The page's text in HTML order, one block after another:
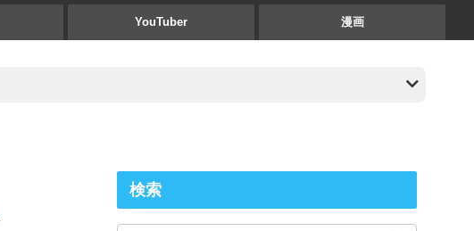
YouTuber 漫画
検索